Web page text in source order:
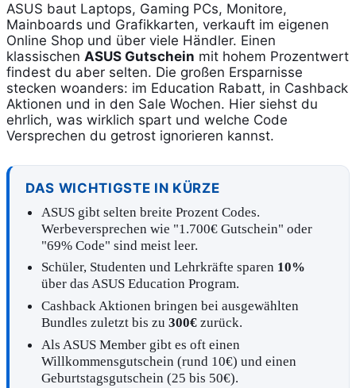
ASUS baut Laptops, Gaming PCs, Monitore,
Mainboards und Grafikkarten, verkauft im eigenen
Online Shop und über viele Händler. Einen
klassischen ASUS Gutschein mit hohem Prozentwert
findest du aber selten. Die großen Ersparnisse
stecken woanders: im Education Rabatt, in Cashback
Aktionen und in den Sale Wochen. Hier siehst du
ehrlich, was wirklich spart und welche Code
Versprechen du getrost ignorieren kannst.
DAS WICHTIGSTE IN KÜRZE
ASUS gibt selten breite Prozent Codes.
Werbeversprechen wie "1.700€ Gutschein" oder
"69% Code" sind meist leer.
Schüler, Studenten und Lehrkräfte sparen 10%
über das ASUS Education Program.
Cashback Aktionen bringen bei ausgewählten
Bundles zuletzt bis zu 300€zurück.
Als ASUS Member gibt es oft einen
Willkommensgutschein (rund 10€) und einen
Geburtstagsgutschein (25 bis 50€).